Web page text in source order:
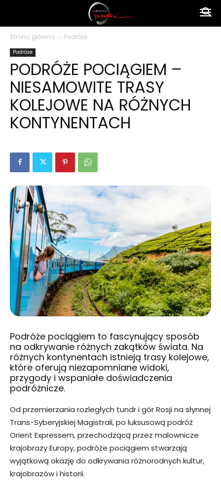
polsku
Strona główna Podróże
Podróże
PODRÓŻE POCIĄGIEM –
NIESAMOWITE TRASY
KOLEJOWE NA RÓŻNYCH
KONTYNENTACH
Podróże pociągiem to fascynujący sposób
na odkrywanie różnych zakątków świata. Na
różnych kontynentach istnieją trasy kolejowe,
które oferują niezapomniane widoki,
przygody i wspaniałe doświadczenia
podróżnicze.
Od przemierzania rozległych tundr i gór Rosji na słynnej
Trans-Syberyjskiej Magistrali, po luksusową podróż
Orient Expressem, przechodzącą przez malownicze
krajobrazy Europy, podróże pociągiem stwarzają
wyjątkową okazję do odkrywania różnorodnych kultur,
krajobrazów i historii.